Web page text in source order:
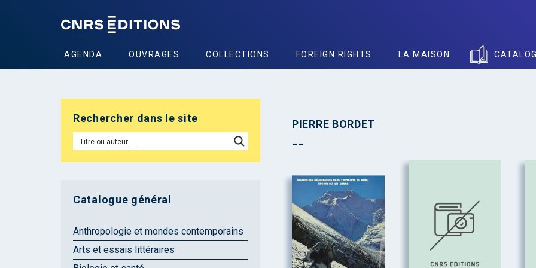
AGENDA OUVRAGES COLLECTIONS FOREIGN RIGHTS LA MAISON
PIERRE BORDET
Rechercher dans le site
Catalogue général
Anthropologie et mondes contemporains
Arts et essais littéraires